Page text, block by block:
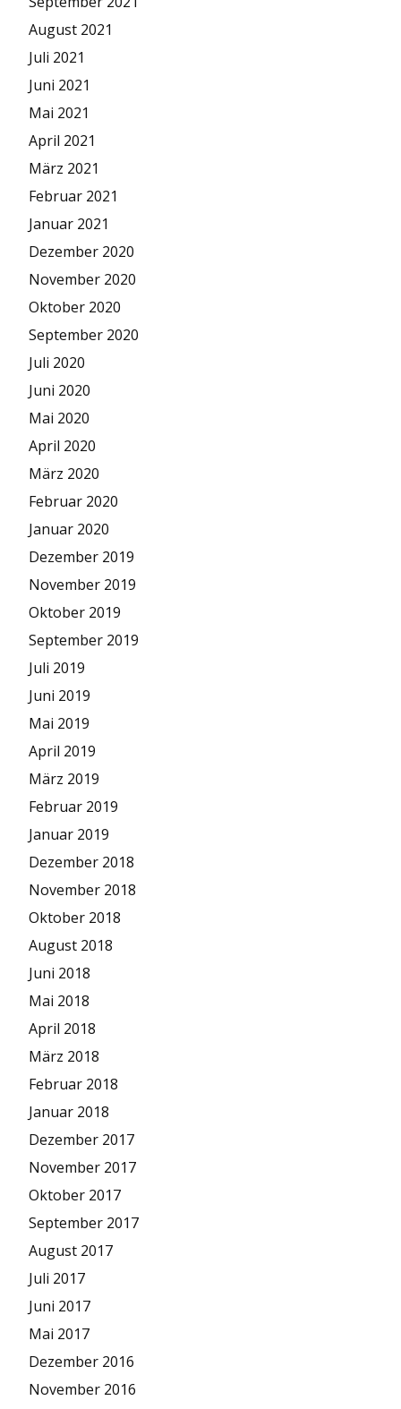
August 2021
Juli 2021
Juni 2021
Mai 2021
April 2021
März 2021
Februar 2021
Januar 2021
Dezember 2020
November 2020
Oktober 2020
September 2020
Juli 2020
Juni 2020
Mai 2020
April 2020
März 2020
Februar 2020
Januar 2020
Dezember 2019
November 2019
Oktober 2019
September 2019
Juli 2019
Juni 2019
Mai 2019
April 2019
März 2019
Februar 2019
Januar 2019
Dezember 2018
November 2018
Oktober 2018
August 2018
Juni 2018
Mai 2018
April 2018
März 2018
Februar 2018
Januar 2018
Dezember 2017
November 2017
Oktober 2017
September 2017
August 2017
Juli 2017
Juni 2017
Mai 2017
Dezember 2016
November 2016